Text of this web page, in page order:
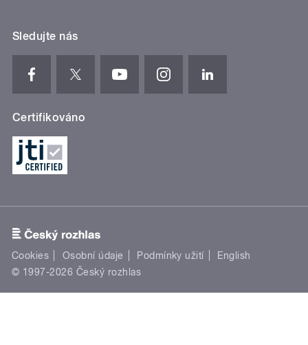
Sledujte nás
Certifikováno
Cookies Osobní údaje Podmínky užití
English
© 1997-2026 Český rozhlas